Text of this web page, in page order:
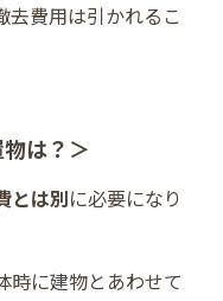
去費用は引かれるこ
は？＞
とは別に必要になり
時に建物とあわせて